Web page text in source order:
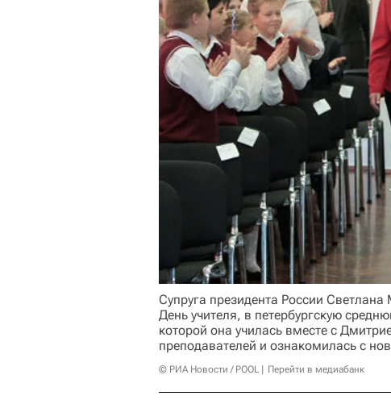
Супруга президента России
День учителя, в петербургскую
которой она училась вместе с
преподавателей и ознакомилась с
© РИА Новости / POOL Перейти в медиабанк